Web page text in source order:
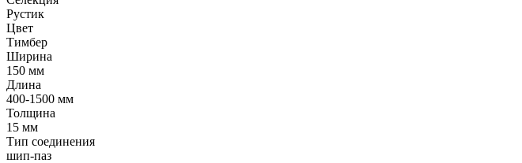
Рустик
Цвет
Тимбер
Ширина
150 мм
Длина
400-1500 мм
Толщина
15 мм
Тип соединения
шип-паз